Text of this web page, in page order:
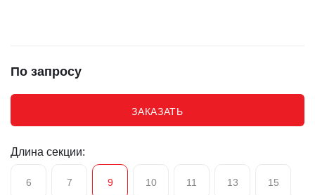
По запросу
ЗАКАЗАТЬ
Длина секции:
6 7 9 10 11 13 15